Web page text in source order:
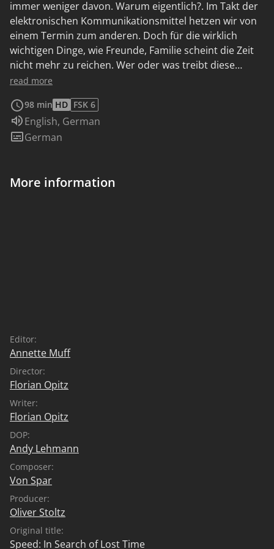
immer weniger davon. Warum eigentlich?. Im Takt der
elektronischen Kommunikationsmittel hetzen wir von
einem Termin zum anderen. Doch für die wirklich
wichtigen Dinge, wie Freunde, Familie scheint die Zeit
nicht mehr zu reichen. Wer oder was treibt diese
Beschleunigung eigentlich an? Ist sie ein
mangelhaften Zeitmanagement des Einzelnen? In
seinem Kinodokumentarfilm SPEED - Auf der Suche
nach der verlorenen Zeit begibt sich der Filmemacher
mühsam mit all den neuen Technologien und
Hamsterrad ausgestiegen sind und solche, die nach
gesellschaftlichen Alternativen suchen. Auf seiner
Suche entdeckt er: ein anderes Tempo ist möglich, wir
müssen es nur wollen.
read more
98 min HD FSK 6
Audio language:
English, German
Subtitles:
German
More information
Editor:
Annette Muff
Director:
Florian Opitz
Writer:
Florian Opitz
DOP:
Andy Lehmann
Composer:
Von Spar
Producer:
Oliver Stoltz
Original title:
Speed: In Search of Lost Time